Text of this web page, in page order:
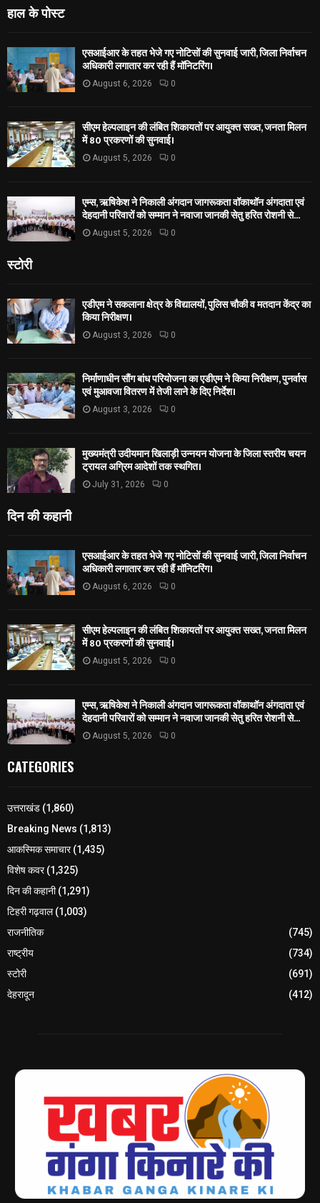
हाल के पोस्ट
एसआईआर के तहत भेजे गए नोटिसों की सुनवाई जारी, जिला निर्वाचन
अधिकारी लगातार कर रही हैं मॉनिटरिंग।
August 6, 2026 0
सीएम हेल्पलाइन की लंबित शिकायतों पर आयुक्त सख्त, जनता मिलन
में 80 प्रकरणों की सुनवाई।
August 5, 2026 0
एम्स, ऋषिकेश ने निकाली अंगदान जागरूकता वॉकाथॉन अंगदाता एवं
देहदानी परिवारों को सम्मान ने नवाजा जानकी सेतु हरित रोशनी से...
August 5, 2026 0
स्टोरी
एडीएम ने सकलाना क्षेत्र के विद्यालयों, पुलिस चौकी व मतदान केंद्र का
किया निरीक्षण।
August 3, 2026 0
निर्माणाधीन सौंग बांध परियोजना का एडीएम ने किया निरीक्षण, पुनर्वास
एवं मुआवजा वितरण में तेजी लाने के दिए निर्देश।
August 3, 2026 0
मुख्यमंत्री उदीयमान खिलाड़ी उन्नयन योजना के जिला स्तरीय चयन
ट्रायल अग्रिम आदेशों तक स्थगित।
July 31, 2026 0
दिन की कहानी
एसआईआर के तहत भेजे गए नोटिसों की सुनवाई जारी, जिला निर्वाचन
अधिकारी लगातार कर रही हैं मॉनिटरिंग।
August 6, 2026 0
सीएम हेल्पलाइन की लंबित शिकायतों पर आयुक्त सख्त, जनता मिलन
में 80 प्रकरणों की सुनवाई।
August 5, 2026 0
एम्स, ऋषिकेश ने निकाली अंगदान जागरूकता वॉकाथॉन अंगदाता एवं
देहदानी परिवारों को सम्मान ने नवाजा जानकी सेतु हरित रोशनी से...
August 5, 2026 0
CATEGORIES
उत्तराखंड (1,860)
Breaking News (1,813)
आकस्मिक समाचार(1,435)
विशेष कवर(1,325)
दिन की कहानी(1,291)
टिहरी गढ़वाल(1,003)
राजनीतिक
(745)
राष्ट्रीय
(734)
स्टोरी
(691)
देहरादून
(412)